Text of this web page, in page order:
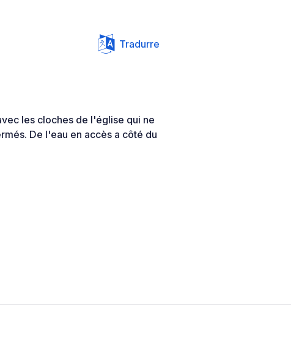
Tradurre
les cloches de l'église qui ne
De l'eau en accès a côté du